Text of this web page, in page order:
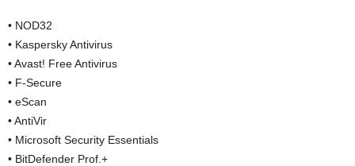
• NOD32
• Kaspersky Antivirus
• Avast! Free Antivirus
• F-Secure
• eScan
• AntiVir
• Microsoft Security Essentials
• BitDefender Prof.+